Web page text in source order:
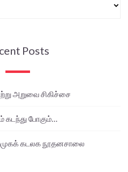
Posts
அறுவை சிகிச்சை
கடந்து போகும்…
கடலக நூதனசாலை